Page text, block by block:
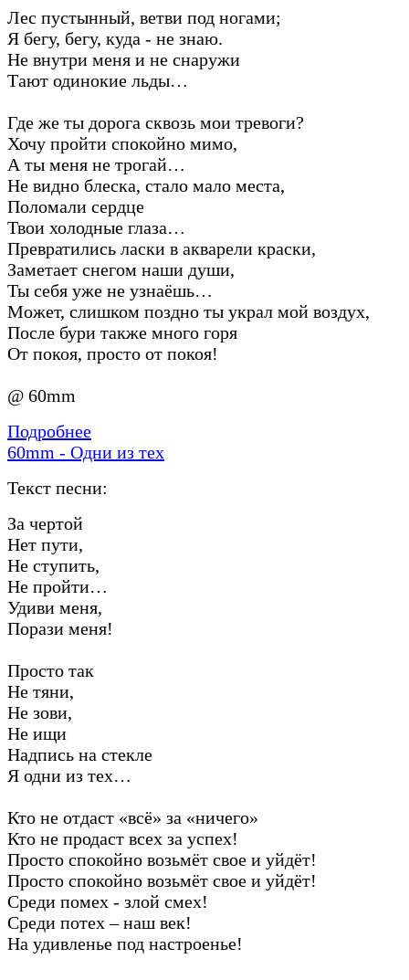
Лес пустынный, ветви под ногами;
Я бегу, бегу, куда - не знаю.
Не внутри меня и не снаружи
Тают одинокие льды…
Где же ты дорога сквозь мои тревоги?
Хочу пройти спокойно мимо,
А ты меня не трогай…
Не видно блеска, стало мало места,
Поломали сердце
Твои холодные глаза…
Превратились ласки в акварели краски,
Заметает снегом наши души,
Ты себя уже не узнаёшь…
Может, слишком поздно ты украл мой воздух,
После бури также много горя
От покоя, просто от покоя!
@ 60mm
Подробнее
60mm - Одни из тех
Текст песни:
За чертой
Нет пути,
Не ступить,
Не пройти…
Удиви меня,
Порази меня!
Просто так
Не тяни,
Не зови,
Не ищи
Надпись на стекле
Я одни из тех…
Кто не отдаст «всё» за «ничего»
Кто не продаст всех за успех!
Просто спокойно возьмёт свое и уйдёт!
Просто спокойно возьмёт свое и уйдёт!
Среди помех - злой смех!
Среди потех – наш век!
На удивленье под настроенье!